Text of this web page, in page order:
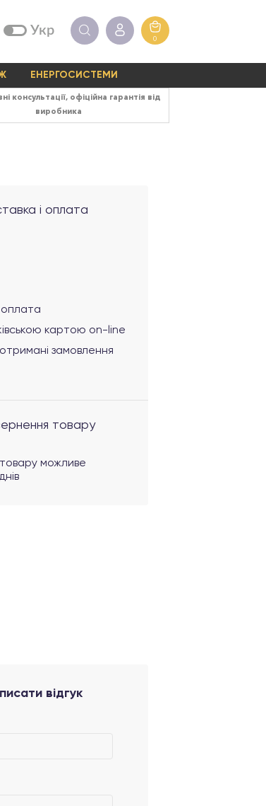
Укр
0
ЕНЕРГОСИСТЕМИ
консультації, офіційна гарантія від
виробника
і оплата
оплата
картою on-line
замовлення
товару
можливе
відгук